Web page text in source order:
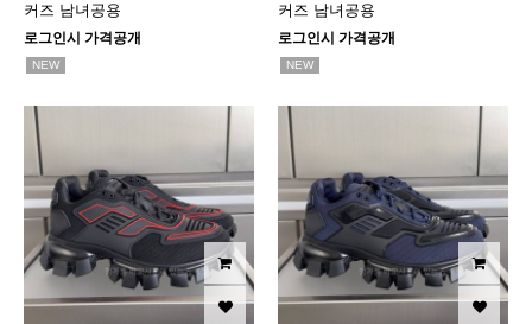
커즈 남녀공용
로그인시 가격공개
NEW
커즈 남녀공용
로그인시 가격공개
NEW